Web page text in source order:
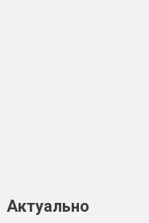
Актуально